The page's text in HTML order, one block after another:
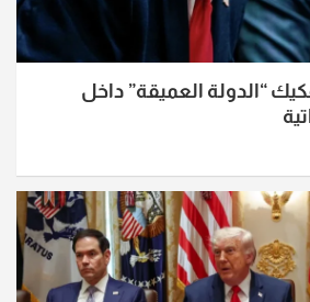
“الدولة العميقة” داخل